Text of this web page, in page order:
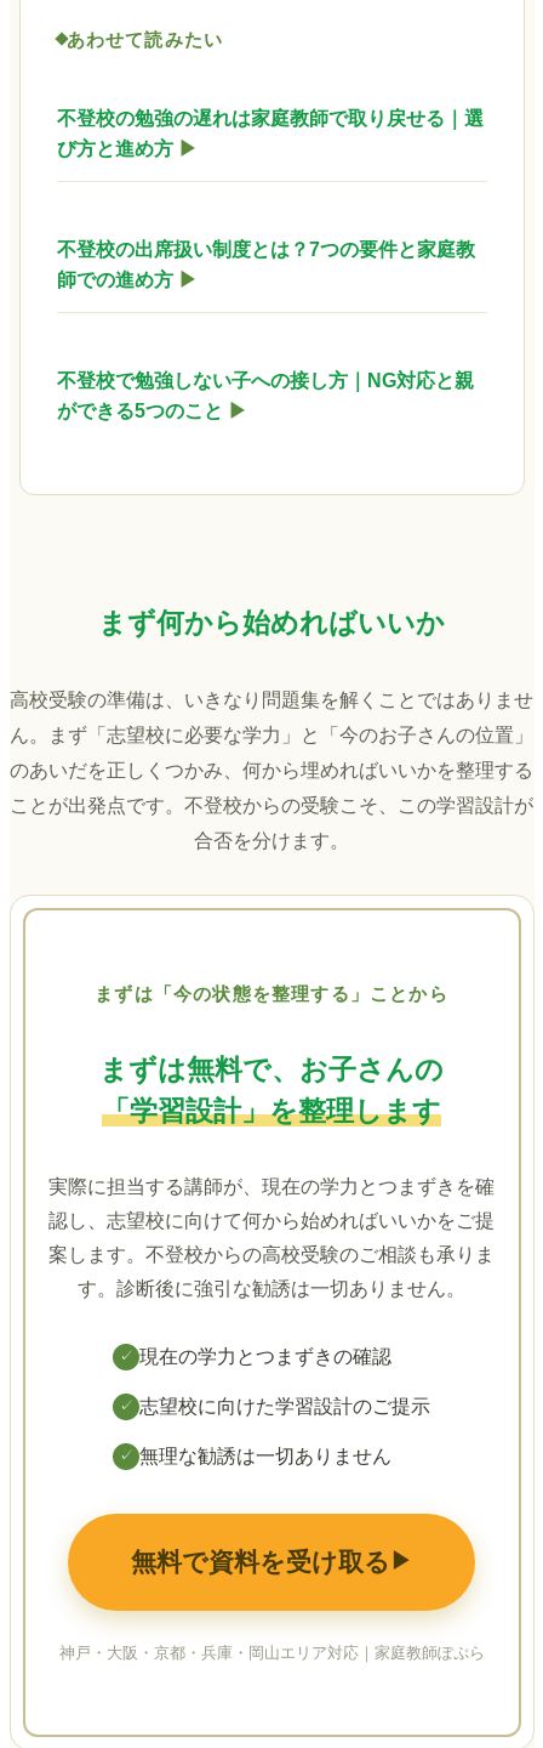
あわせて読みたい
不登校の勉強の遅れは家庭教師で取り戻せる｜選
び方と進め方 ▶
不登校の出席扱い制度とは？7つの要件と家庭教
師での進め方 ▶
不登校で勉強しない子への接し方｜NG対応と親
ができる5つのこと
▶
まず何から始めればいいか
高校受験の準備は、いきなり問題集を解くことではありませ
ん。まず「志望校に必要な学力」と「今のお子さんの位置」
のあいだを正しくつかみ、何から埋めればいいかを整理する
ことが出発点です。不登校からの受験こそ、この学習設計が
合否を分けます。
まずは「今の状態を整理する」ことから
まずは無料で、お子さんの
「学習設計」を整理します
実際に担当する講師が、現在の学力とつまずきを確
認し、志望校に向けて何から始めればいいかをご提
案します。不登校からの高校受験のご相談も承りま
す。診断後に強引な勧誘は一切ありません。
✓ 現在の学力とつまずきの確認
✓ 志望校に向けた学習設計のご提示
✓ 無理な勧誘は一切ありません
無料で資料を受け取る ▶
神戸・大阪・京都・兵庫・岡山エリア対応｜家庭教師ぽぷら